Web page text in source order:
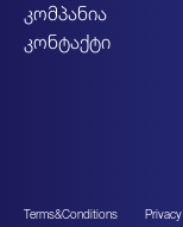
გენდერულად
მგრძნობიარე
კომპანია
კონტაქტი
Terms&Conditions Privacy